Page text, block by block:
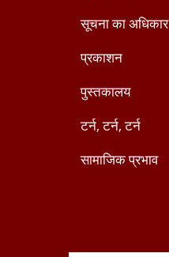
सूचना का अधिकार
प्रकाशन
पुस्तकालय
टर्न, टर्न, टर्न
सामाजिक प्रभाव